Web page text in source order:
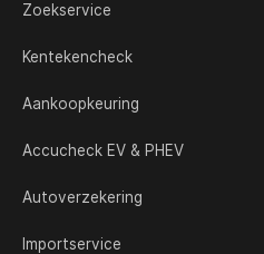
Zoekservice
Kentekencheck
Aankoopkeuring
Accucheck EV & PHEV
Autoverzekering
Importservice